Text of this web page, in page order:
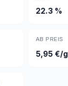
22.3 %
AB PREIS
5,95 €/g